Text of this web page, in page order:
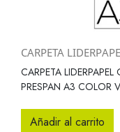
CARPETA
CARPETA
PRESPAN A3 COLOR
Añadir al carrito